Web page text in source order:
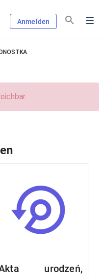
Anmelden
urodzeń,